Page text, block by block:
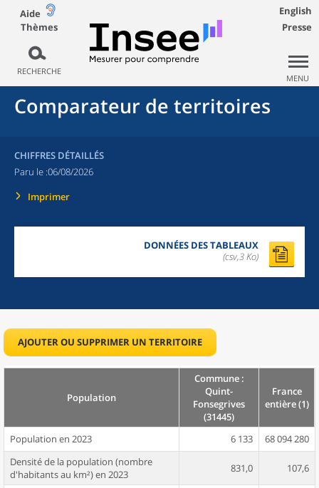
Aide
Thèmes
RECHERCHE
English
Presse
MENU
Comparateur de territoires
CHIFFRES DÉTAILLÉS
Paru le :06/08/2026
Imprimer
DONNÉES DES TABLEAUX
(csv,3 Ko)
AJOUTER OU SUPPRIMER UN TERRITOIRE
Population
Commune :
Quint-
Fonsegrives
(31445)
France
entière (1)
Population en 2023 6 133
68 094 280
Densité de la population (nombre
d'habitants au km²) en 2023
831,0 107,6